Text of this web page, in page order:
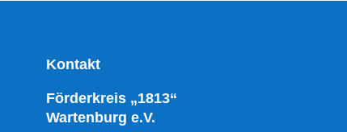
Kontakt
Förderkreis „1813“
Wartenburg e.V.